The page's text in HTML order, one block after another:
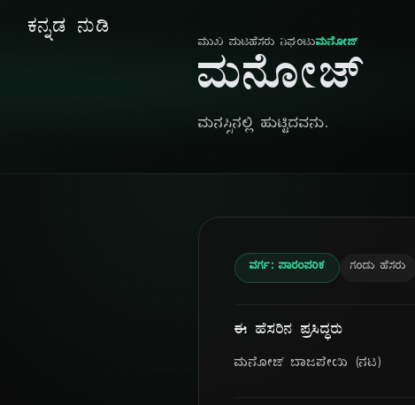
ಕನ್ನಡ ನುಡಿ
ಮುಖ ಪುಟಹೆಸರು ನಿಘಂಟುಮನೋಜ್
ಮನೋಜ್
ಮನಸ್ಸಿನಲ್ಲಿ ಹುಟ್ಟಿದವನು.
ವರ್ಗ: ಪಾರಂಪರಿಕ ಗಂಡು ಹೆಸರು
ಈ ಹೆಸರಿನ ಪ್ರಸಿದ್ಧರು
ಮನೋಜ್ ಬಾಜಪೇಯಿ (ನಟ)